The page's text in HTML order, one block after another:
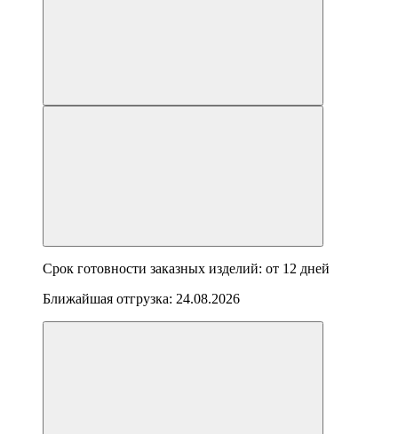
Срок готовности заказных изделий: от 12 дней
Ближайшая отгрузка: 24.08.2026